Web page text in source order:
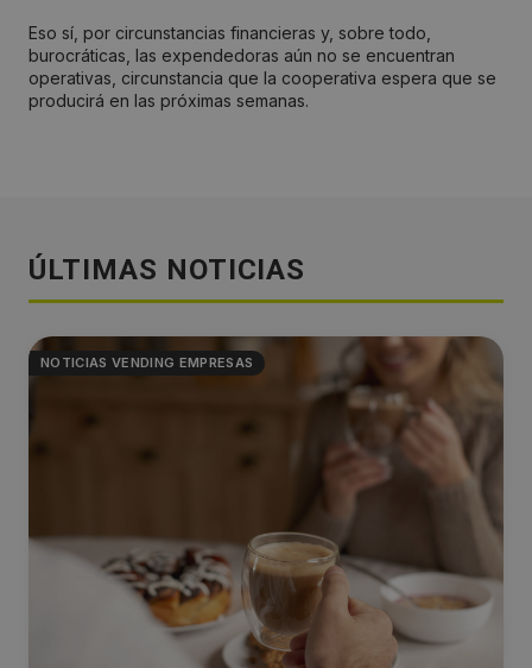
Eso sí, por circunstancias financieras y, sobre todo,
burocráticas, las expendedoras aún no se encuentran
operativas, circunstancia que la cooperativa espera que se
producirá en las próximas semanas.
ÚLTIMAS NOTICIAS
NOTICIAS VENDING EMPRESAS